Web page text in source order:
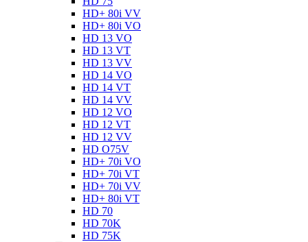
HD+ 80i VV
HD+ 80i VO
HD 13 VO
HD 13 VT
HD 13 VV
HD 14 VO
HD 14 VT
HD 14 VV
HD 12 VO
HD 12 VT
HD 12 VV
HD O75V
HD+ 70i VO
HD+ 70i VT
HD+ 70i VV
HD+ 80i VT
HD 70
HD 70K
HD 75K